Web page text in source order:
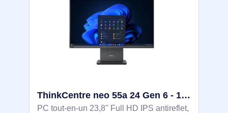
ThinkCentre neo 55a 24 Gen 6 - 13FA000UFR
PC tout-en-un 23,8'' Full HD IPS antireflet,